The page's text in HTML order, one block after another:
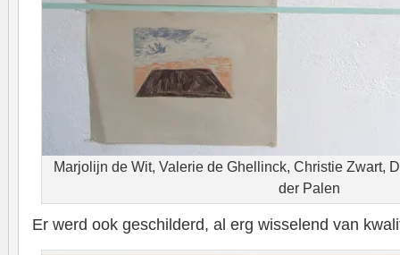
Marjolijn de Wit, Valerie de Ghellinck, Christie Zwart,
der Palen
Er werd ook geschilderd, al erg wisselend van